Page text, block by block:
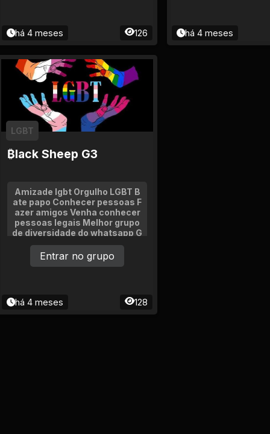
há 4 meses 126 há 4 meses
₿lack Sheep G3
LGBT
Amizade lgbt Orgulho LGBT B
ate papo Conhecer pessoas F
azer amigos Venha conhecer
pessoas legais Melhor grupo
de diversidade do whatsapp G
rupo LGBT Com pessoas de to
do Brasil Para namoro , conve
há 4 meses 128
Entrar no grupo